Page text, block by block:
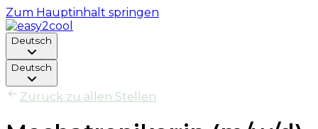
Zum Hauptinhalt springen
Deutsch
Deutsch
Zurück zu allen Stellen